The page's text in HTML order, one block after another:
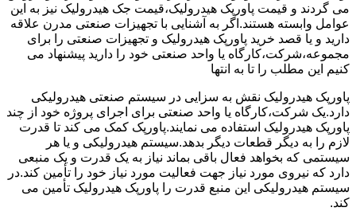
می گردند و قیمت پاورپک هیدرولیک،قیمت جک هیدرولیک نیز به این
عوامل وابسته هستند.اگر به آشنایی با تجهیزات صنعتی مدرن علاقه
دارید و یا قصد خرید پاورپک هیدرولیک و تجهیزات صنعتی را برای
مجموعه،شرکت،کارگاه یا واحد صنعتی خود را دارید پیشنهاد می
کنیم این مطلب را تا به انتها
پاورپک هیدرولیک نقش به سزایی در سیستم صنعتی هیدرولیکی
دارد.یک شرکت،کارگاه یا واحد صنعتی برای اجرای پروژه خود از چند
پاورپک هیدرولیک استفاده می نمایند.پاورپک کمک می کند تا قدرت
لازم را به دیگر قطعات دیگر بدهد.سیستم هیدرولیکی و یا هر
سیستمی که بخواهد فعال باقی بماند نیاز به یک قدرت و یک منبعی
دارد که نیروی مورد نیاز جهت فعالیت مورد نیاز خود را تأمین کند.در
سیستم هیدرولیکی این منبع قدرت را پاورپک هیدرولیک تأمین می
کند.